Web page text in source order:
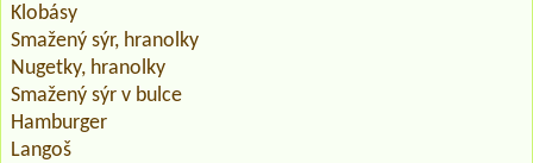
Klobásy
Smažený sýr, hranolky
Nugetky, hranolky
Smažený sýr v bulce
Hamburger
Langoš